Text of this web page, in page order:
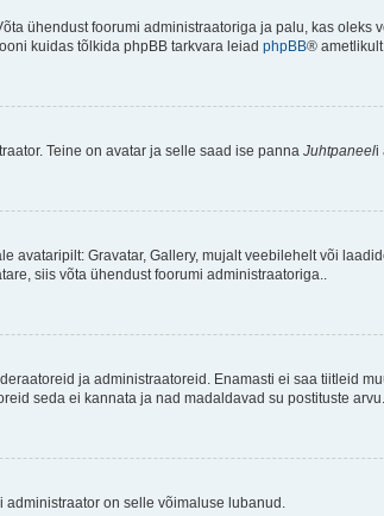
ühendust foorumi administraatoriga ja palu, kas oleks
kuidas tõlkida phpBB tarkvara leiad phpBB®
Teine on avatar ja selle saad ise panna Juhtpaneeli
avataripilt: Gravatar, Gallery, mujalt veebilehelt või
siis võta ühendust foorumi administraatoriga..
ja administraatoreid. Enamasti ei saa tiitleid
seda ei kannata ja nad madaldavad su postituste arvu.
on selle võimaluse lubanud.